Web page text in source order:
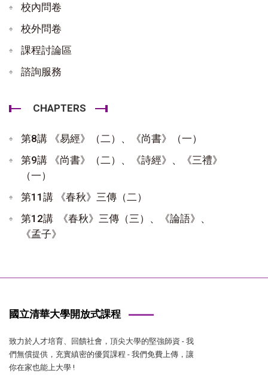
校內問卷
校外問卷
課程討論區
諮詢服務
CHAPTERS
第8講 《易經》（二）、《尚書》（一）
第9講 《尚書》（二）、《詩經》、《三禮》
（一）
第11講 《春秋》三傳（二）
第12講 《春秋》三傳（三）、《論語》、
《孟子》
國立清華大學開放式課程
致力於人才培育、回饋社會，頂尖大學的堅強師資 - 我
們無償提供，充實縝密的優質課程 - 我們免費上傳，讓
你在家也能上大學 !